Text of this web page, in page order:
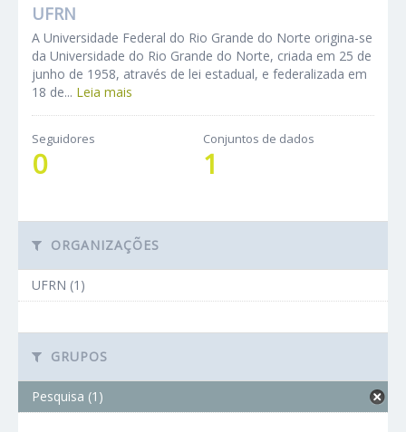
UFRN
A Universidade Federal do Rio Grande do Norte origina-se
da Universidade do Rio Grande do Norte, criada em 25 de
junho de 1958, através de lei estadual, e federalizada em
18 de... Leia mais
Seguidores
0
Conjuntos de dados
1
ORGANIZAÇÕES
UFRN (1)
GRUPOS
Pesquisa (1)